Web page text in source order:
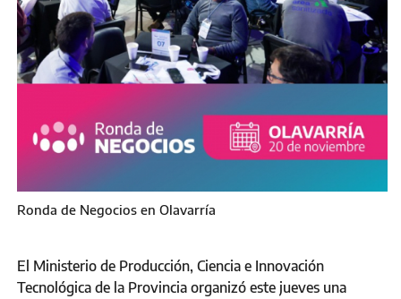
Ronda de Negocios en Olavarría
El Ministerio de Producción, Ciencia e Innovación
Tecnológica de la Provincia organizó este jueves una